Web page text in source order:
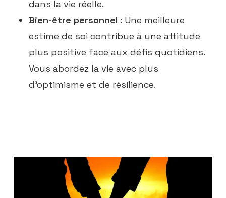
dans la vie réelle.
Bien-être personnel : Une meilleure
estime de soi contribue à une attitude
plus positive face aux défis quotidiens.
Vous abordez la vie avec plus
d’optimisme et de résilience.